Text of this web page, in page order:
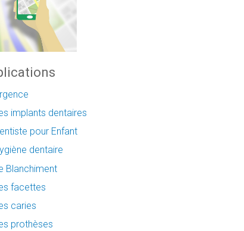
implants dentaires
pour Enfant
dentaire
Blanchiment
facettes
caries
prothèses